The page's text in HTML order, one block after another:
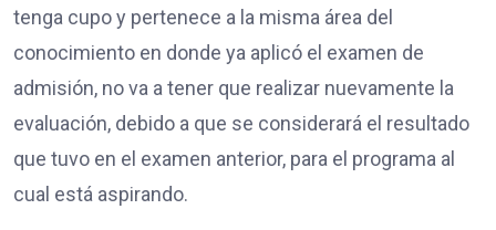
tenga cupo y pertenece a la misma área del
conocimiento en donde ya aplicó el examen de
admisión, no va a tener que realizar nuevamente la
evaluación, debido a que se considerará el resultado
que tuvo en el examen anterior, para el programa al
cual está aspirando.